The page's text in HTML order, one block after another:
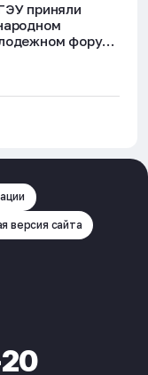
приняли
форуме
версия сайта